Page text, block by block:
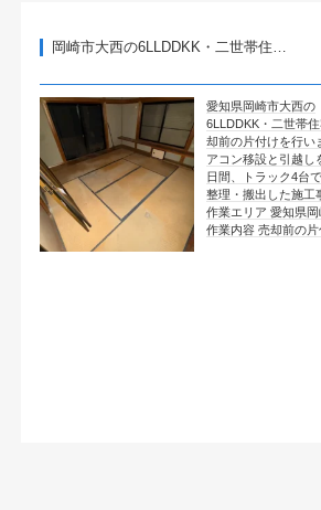
市大西の6LLDDKK・二世帯住…
愛知県岡崎市大西の
6LLDDKK・二世帯住宅で、売
却前の片付けを行いました。エ
アコン移設と引越しを含めて4
日間、トラック4台で全部屋を
整理・搬出した施工事例です。
作業エリア 愛知県岡崎市大西
作業内容 売却前の片付け …